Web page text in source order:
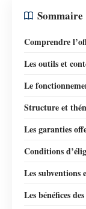
Sommaire
Comprendre
Les outils et
Le
Structure et
Les garanties
Conditions
Les subventions
Les bénéfices